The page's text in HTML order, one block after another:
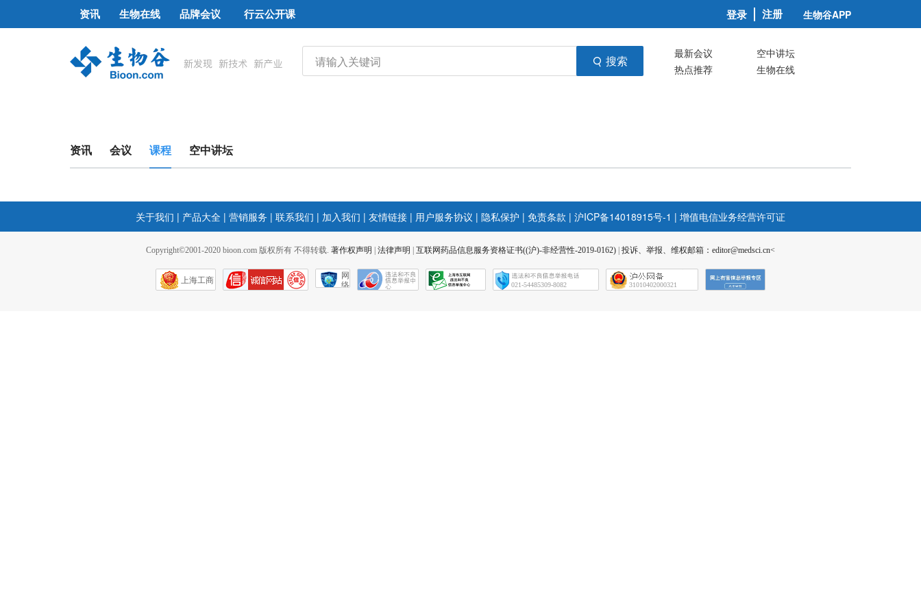
资讯 生物在线 品牌会议 行云公开课 登录 注册 生物谷APP
搜索 最新会议
空中讲坛
热点推荐
生物在线
资讯 会议 课程 空中讲坛
关于我们 | 产品大全 | 营销服务 | 联系我们 | 加入我们 | 友情链接 | 用户服务协议 | 隐私保护 | 免责条款 | 沪ICP备14018915号-1 | 增值电信业务经营许可证
Copyright©2001-2020 bioon.com 版权所有 不得转载. 著作权声明 法律声明 互联网药品信息服务资格证书((沪)-非经营性-2019-0162) 投诉、举报、维权邮箱：editor@medsci.cn<
上海工商
网
络
021-54485309-8082 31010402000321